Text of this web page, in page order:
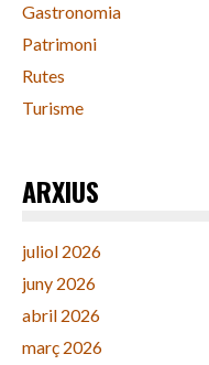
Gastronomia
Patrimoni
Rutes
Turisme
ARXIUS
juliol 2026
juny 2026
abril 2026
març 2026